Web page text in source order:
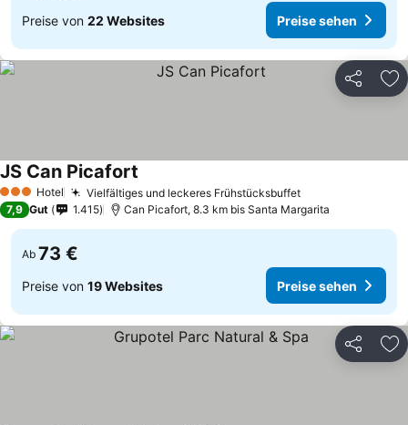
Preise von 22 Websites Preise sehen
Teilen
3 SterneHotel Vielfältiges und leckeres Frühstücksbuffet
JS Can Picafort
7,9 Gut 1.415 Can Picafort, 8.3 km bis Santa Margarita
Ab 73 €
Preise von 19 Websites Preise sehen
Teilen